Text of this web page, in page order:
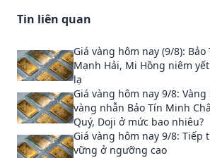
Tin liên quan
Giá vàng hôm nay (9/8): Bảo
Mạnh Hải, Mi Hồng niêm
lạ
Giá vàng hôm nay 9/8: Vàng
vàng nhẫn Bảo Tín Minh
Quý, Doji ở mức bao nhiêu?
Giá vàng hôm nay 9/8: Tiếp
vững ở ngưỡng cao